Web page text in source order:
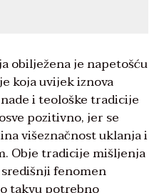
obilježena je napetošću
koja uvijek iznova
i teološke tradicije
pozitivno, jer se
višeznačnost uklanja i
Obje tradicije mišljenja
središnji fenomen